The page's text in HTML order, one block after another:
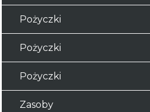
Pożyczki
Pożyczki
Pożyczki
Zasoby